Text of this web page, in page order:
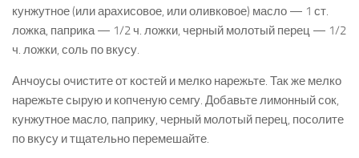
кунжутное (или арахисовое, или оливковое) масло — 1 ст.
ложка, паприка — 1/2 ч. ложки, черный молотый перец — 1/2
ч. ложки, соль по вкусу.
Анчоусы очистите от костей и мелко нарежьте. Так же мелко
нарежьте сырую и копченую семгу. Добавьте лимонный сок,
кунжутное масло, паприку, черный молотый перец, посолите
по вкусу и тщательно перемешайте.